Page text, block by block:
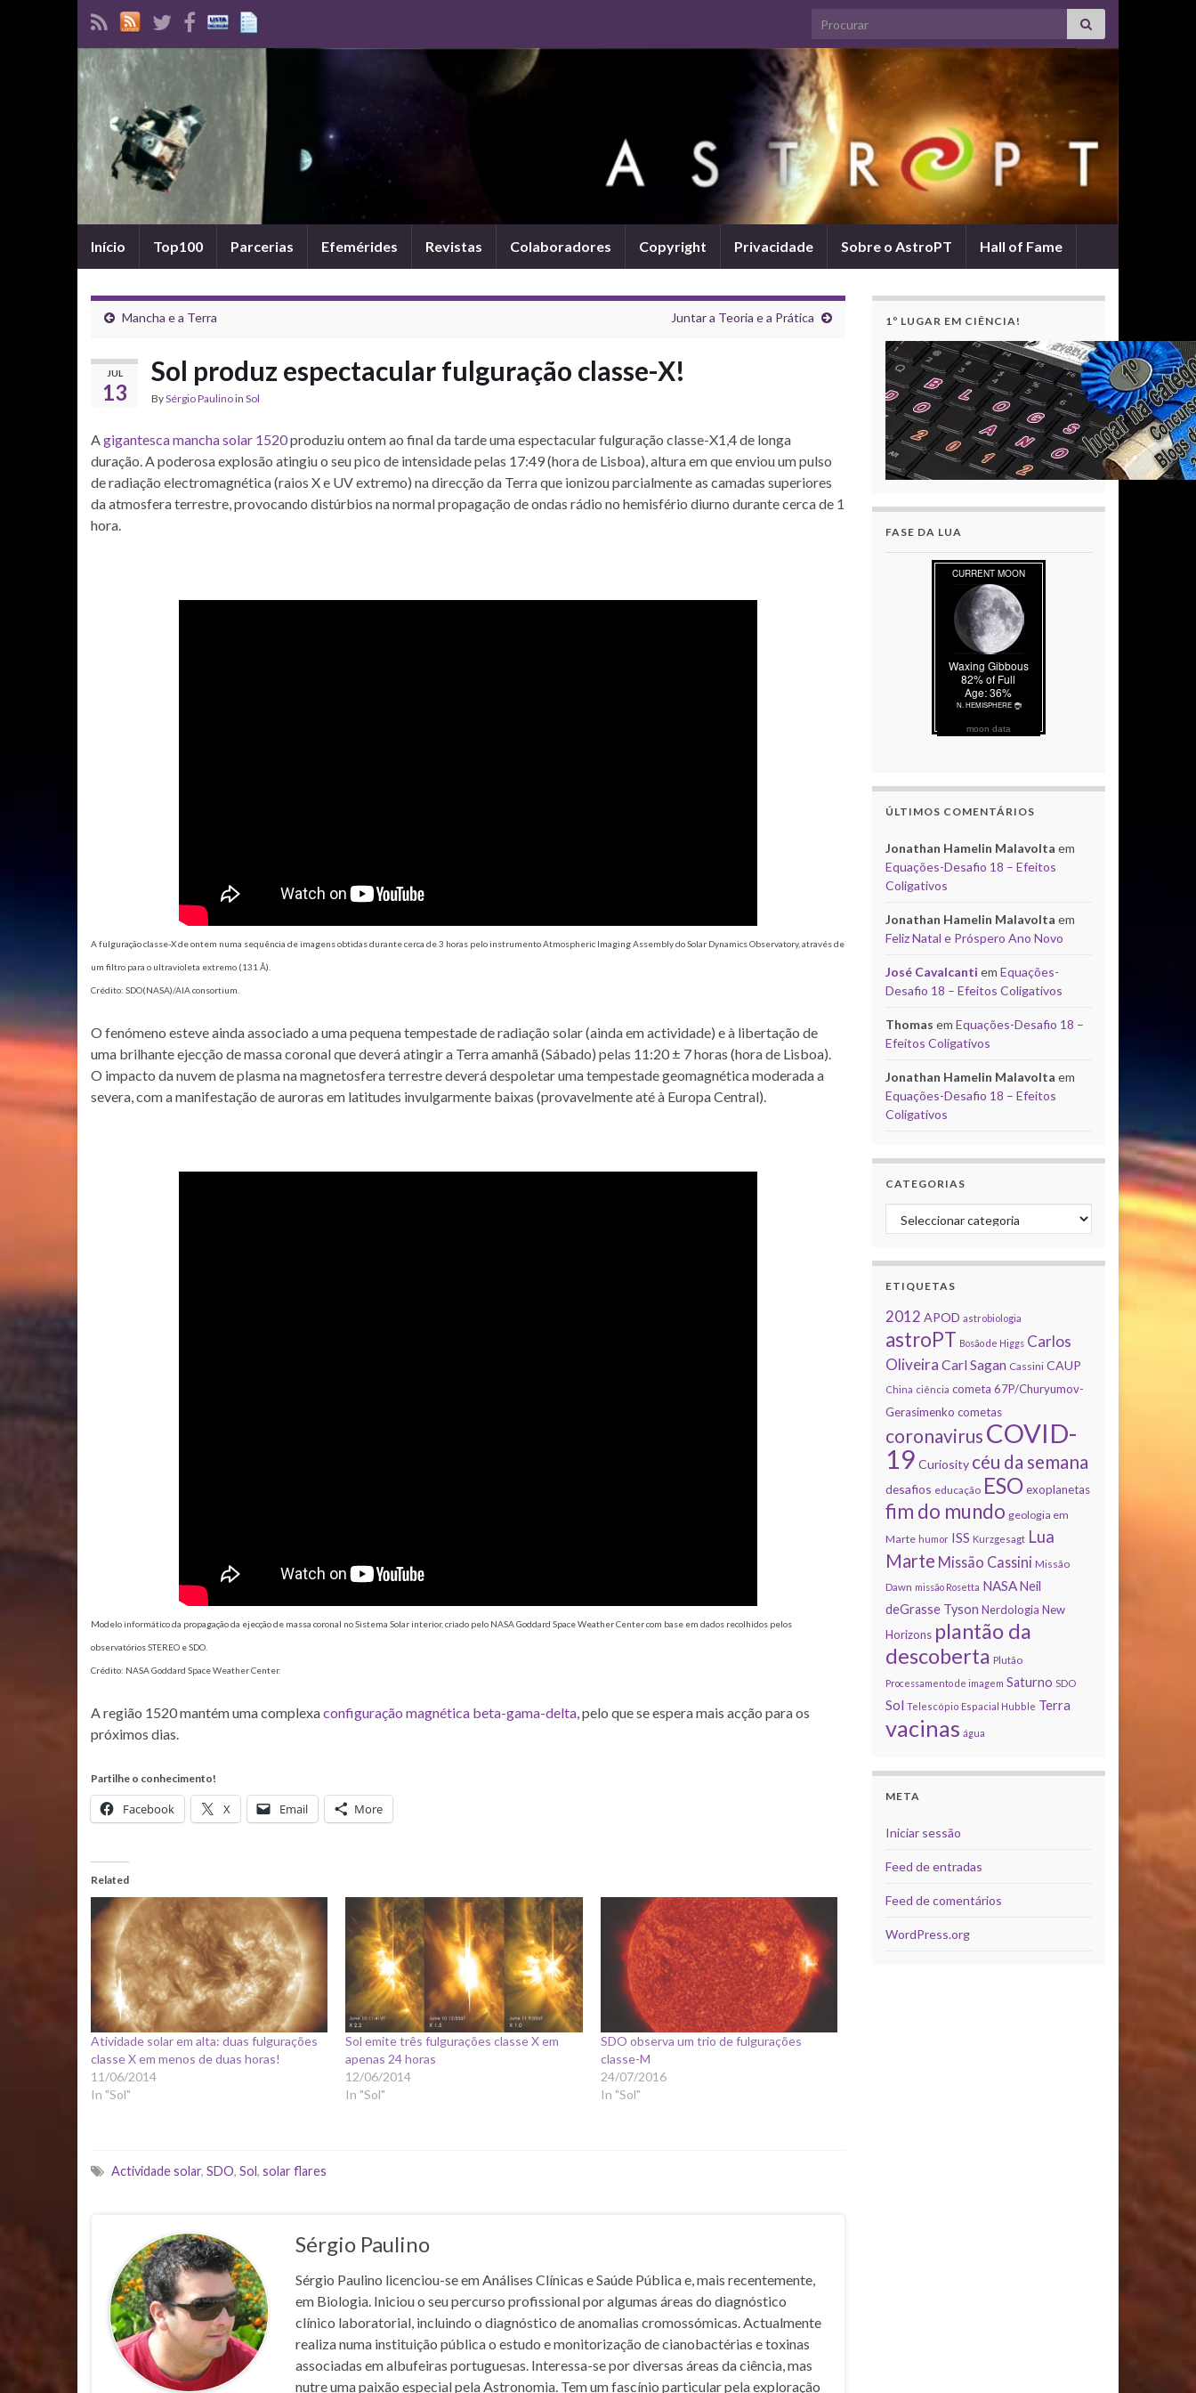
Search for:
Início Top100 Parcerias Efemérides Revistas Colaboradores Copyright Privacidade Sobre o AstroPT Hall of Fame
Mancha e a Terra Juntar a Teoria e a Prática
JUL
13
Sol produz espectacular fulguração classe-X!
BySérgio Paulinoin Sol
Agigantesca mancha solar 1520produziu ontem ao final da tarde uma espectacular fulguração classe-X1,4 de longa
duração. A poderosa explosão atingiu o seu pico de intensidade pelas 17:49 (hora de Lisboa), altura em que enviou um pulso
de radiação electromagnética (raios X e UV extremo) na direcção da Terra que ionizou parcialmente as camadas superiores
da atmosfera terrestre, provocando distúrbios na normal propagação de ondas rádio no hemisfério diurno durante cerca de 1
hora.
A fulguração classe-X de ontem numa sequência de imagens obtidas durante cerca de 3 horas pelo instrumento Atmospheric Imaging Assembly do Solar Dynamics Observatory, através de
um filtro para o ultravioleta extremo (131 Å).
Crédito: SDO(NASA)/AIA consortium.
O fenómeno esteve ainda associado a uma pequena tempestade de radiação solar (ainda em actividade) e à libertação de
uma brilhante ejecção de massa coronal que deverá atingir a Terra amanhã (Sábado) pelas 11:20 ± 7 horas (hora de Lisboa).
O impacto da nuvem de plasma na magnetosfera terrestre deverá despoletar uma tempestade geomagnética moderada a
severa, com a manifestação de auroras em latitudes invulgarmente baixas (provavelmente até à Europa Central).
Modelo informático da propagação da ejecção de massa coronal no Sistema Solar interior, criado pelo NASA Goddard Space Weather Center com base em dados recolhidos pelos
observatórios STEREO e SDO.
Crédito: NASA Goddard Space Weather Center.
A região 1520 mantém uma complexaconfiguração magnética beta-gama-delta, pelo que se espera mais acção para os
próximos dias.
Partilhe o conhecimento!
Facebook X Email More
Related
Atividade solar em alta: duas fulgurações
classe X em menos de duas horas!
11/06/2014
In "Sol"
Sol emite três fulgurações classe X em
apenas 24 horas
12/06/2014
In "Sol"
SDO observa um trio de fulgurações
classe-M
24/07/2016
In "Sol"
Actividade solar, SDO, Sol, solar flares
Sérgio Paulino
Sérgio Paulino licenciou-se em Análises Clínicas e Saúde Pública e, mais recentemente,
em Biologia. Iniciou o seu percurso profissional por algumas áreas do diagnóstico
clínico laboratorial, incluindo o diagnóstico de anomalias cromossómicas. Actualmente
realiza numa instituição pública o estudo e monitorização de cianobactérias e toxinas
associadas em albufeiras portuguesas. Interessa-se por diversas áreas da ciência, mas
nutre uma paixão especial pela Astronomia. Tem um fascínio particular pela exploração
1º LUGAR EM CIÊNCIA!
FASE DA LUA
moon data
ÚLTIMOS COMENTÁRIOS
Jonathan Hamelin Malavolta em
Equações-Desafio 18 – Efeitos
Coligativos
Jonathan Hamelin Malavolta em
Feliz Natal e Próspero Ano Novo
José Cavalcanti em Equações-
Desafio 18 – Efeitos Coligativos
Thomas em Equações-Desafio 18 –
Efeitos Coligativos
Jonathan Hamelin Malavolta em
Equações-Desafio 18 – Efeitos
Coligativos
CATEGORIAS
Categorias
ETIQUETAS
2012 APOD astrobiologia
astroPT Bosão de Higgs Carlos
Oliveira Carl Sagan Cassini CAUP
China ciência cometa 67P/Churyumov-
Gerasimenko cometas
coronavirus COVID-
19 Curiosity céu da semana
desafios educação ESO exoplanetas
fim do mundo geologia em
Marte humor ISS Kurzgesagt Lua
Marte Missão Cassini Missão
Dawn missão Rosetta NASA Neil
deGrasse Tyson Nerdologia New
Horizons plantão da
descoberta Plutão
Processamento de imagem Saturno SDO
Sol Telescópio Espacial Hubble Terra
vacinas água
META
Iniciar sessão
Feed de entradas
Feed de comentários
WordPress.org